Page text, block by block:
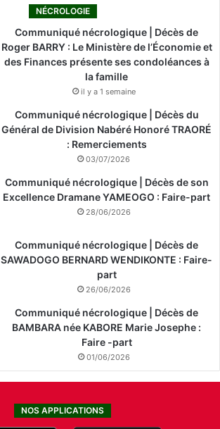
NÉCROLOGIE
Communiqué nécrologique | Décès de
Roger BARRY : Le Ministère de l’Économie et
des Finances présente ses condoléances à
la famille
il y a 1 semaine
Communiqué nécrologique | Décès du
Général de Division Nabéré Honoré TRAORÉ
: Remerciements
03/07/2026
Communiqué nécrologique | Décès de son
Excellence Dramane YAMEOGO : Faire-part
28/06/2026
Communiqué nécrologique | Décès de
SAWADOGO BERNARD WENDIKONTE : Faire-
part
26/06/2026
Communiqué nécrologique | Décès de
BAMBARA née KABORE Marie Josephe :
Faire -part
01/06/2026
NOS APPLICATIONS